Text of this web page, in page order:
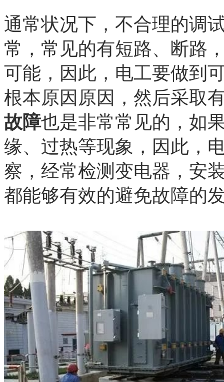
通常状况下，不合理的调
常，常见的有短路、断路
可能，因此，电工要做到
根本原因原因，然后采取
故障也是非常常见的，如
缘、过热等现象，因此，
察，经常检测变电器，安
都能够有效的避免故障的